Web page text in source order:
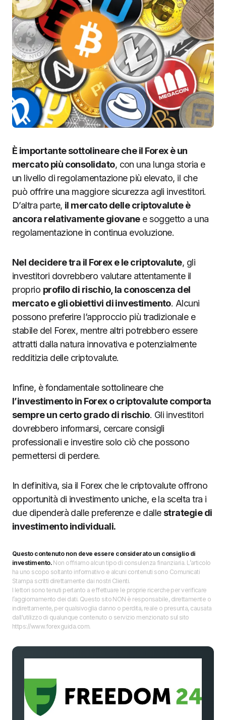
È importante sottolineare che il Forex è un
mercato più consolidato, con una lunga storia e
un livello di regolamentazione più elevato, il che
può offrire una maggiore sicurezza agli investitori.
D’altra parte, il mercato delle criptovalute è
ancora relativamente giovanee soggetto a una
regolamentazione in continua evoluzione.
Nel decidere tra il Forex e le criptovalute, gli
investitori dovrebbero valutare attentamente il
proprio profilo di rischio, la conoscenza del
mercato e gli obiettivi di investimento. Alcuni
possono preferire l’approccio più tradizionale e
stabile del Forex, mentre altri potrebbero essere
attratti dalla natura innovativa e potenzialmente
redditizia delle criptovalute.
Infine, è fondamentale sottolineare che
l’investimento in Forex o criptovalute comporta
sempre un certo grado di rischio. Gli investitori
dovrebbero informarsi, cercare consigli
professionali e investire solo ciò che possono
permettersi di perdere.
In definitiva, sia il Forex che le criptovalute offrono
opportunità di investimento uniche, e la scelta tra i
due dipenderà dalle preferenze e dalle strategie di
investimento individuali.
Questo contenuto non deve essere considerato un consiglio di
investimento.Non offriamo alcun tipo di consulenza finanziaria. L’articolo
ha uno scopo soltanto informativo e alcuni contenuti sono Comunicati
Stampa scritti direttamente dai nostri Clienti.
I lettori sono tenuti pertanto a effettuare le proprie ricerche per verificare
l’aggiornamento dei dati. Questo sito NON è responsabile, direttamente o
indirettamente, per qualsivoglia danno o perdita, reale o presunta, causata
dall'utilizzo di qualunque contenuto o servizio menzionato sul sito
https://www.forexguida.com.